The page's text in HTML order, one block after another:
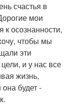
счастья в
мои
осознанности,
чтобы мы
эти
и у нас все
жизнь,
она будет -